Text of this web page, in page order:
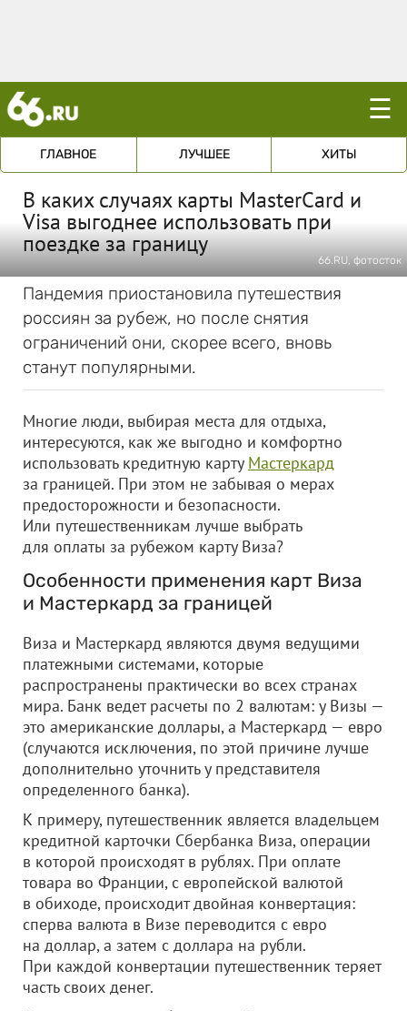
☰
ГЛАВНОЕ ЛУЧШЕЕ ХИТЫ
В каких случаях карты MasterCard и
Visa выгоднее использовать при
поездке за границу
66.RU, фотосток
Пандемия приостановила путешествия
россиян за рубеж, но после снятия
ограничений они, скорее всего, вновь
станут популярными.
Многие люди, выбирая места для отдыха,
интересуются, как же выгодно и комфортно
использовать кредитную карту Мастеркард
за границей. При этом не забывая о мерах
предосторожности и безопасности.
Или путешественникам лучше выбрать
для оплаты за рубежом карту Виза?
Особенности применения карт Виза
и Мастеркард за границей
Виза и Мастеркард являются двумя ведущими
платежными системами, которые
распространены практически во всех странах
мира. Банк ведет расчеты по 2 валютам: у Визы —
это американские доллары, а Мастеркард — евро
(случаются исключения, по этой причине лучше
дополнительно уточнить у представителя
определенного банка).
К примеру, путешественник является владельцем
кредитной карточки Сбербанка Виза, операции
в которой происходят в рублях. При оплате
товара во Франции, с европейской валютой
в обиходе, происходит двойная конвертация:
сперва валюта в Визе переводится с евро
на доллар, а затем с доллара на рубли.
При каждой конвертации путешественник теряет
часть своих денег.